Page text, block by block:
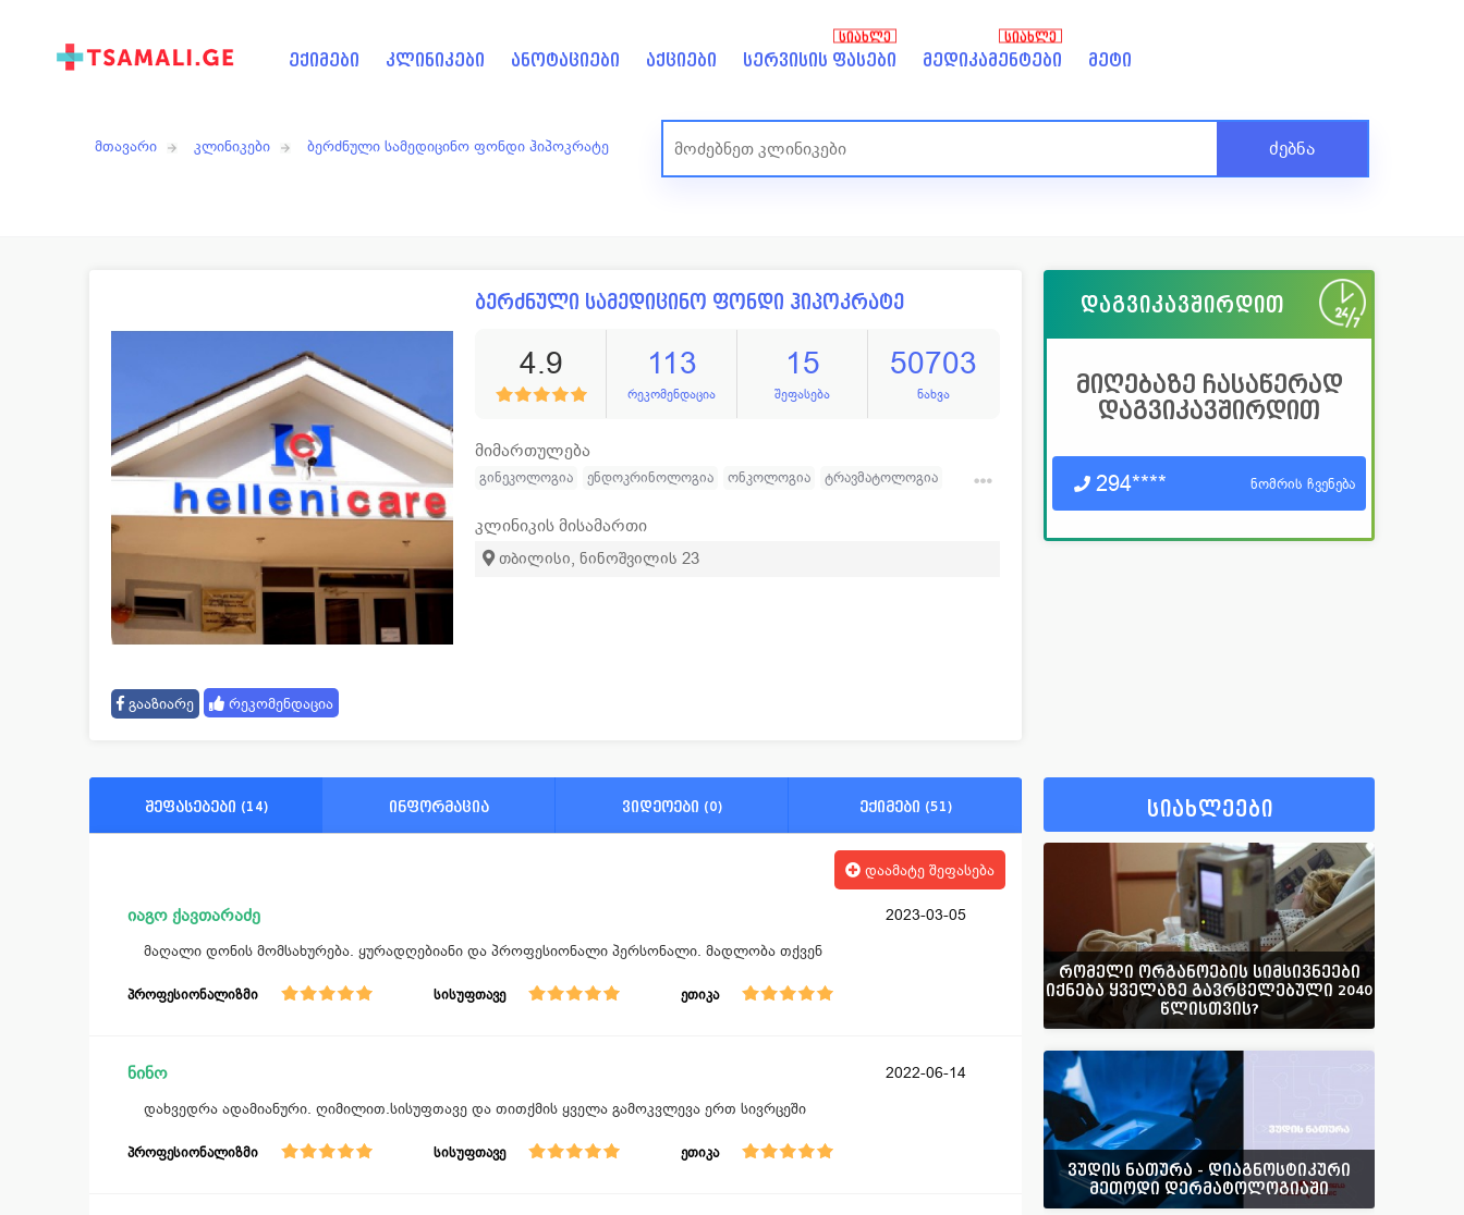
ექიმები კლინიკები ანოტაციები აქციები სერვისის ფასები
ᲡᲘᲐᲮᲚᲔ
მედიკამენტები
ᲡᲘᲐᲮᲚᲔ
მეტი
მთავარი კლინიკები ბერძნული სამედიცინო ფონდი ჰიპოკრატე ძებნა
გააზიარე რეკომენდაცია
ბერძნული სამედიცინო ფონდი ჰიპოკრატე
4.9 113
რეკომენდაცია
15
შეფასება
50703
ნახვა
მიმართულება
გინეკოლოგია ენდოკრინოლოგია ონკოლოგია
ტრავმატოლოგია
კლინიკის მისამართი
თბილისი, ნინოშვილის 23
დაგვიკავშირდით
მიღებაზე ჩასაწერად
დაგვიკავშირდით
294**** ნომრის ჩვენება
შეფასებები (14) ინფორმაცია ვიდეოები (0) ექიმები (51)
დაამატე შეფასება
იაგო ქავთარაძე 2023-03-05
მაღალი დონის მომსახურება. ყურადღებიანი და პროფესიონალი პერსონალი. მადლობა თქვენ
პროფესიონალიზმი სისუფთავე ეთიკა
ნინო 2022-06-14
დახვედრა ადამიანური. ღიმილით.სისუფთავე და თითქმის ყველა გამოკვლევა ერთ სივრცეში
პროფესიონალიზმი სისუფთავე ეთიკა
სიახლეები
რომელი ორგანოების სიმსივნეები
იქნება ყველაზე გავრცელებული 2040
წლისთვის?
ვუდის ნათურა - დიაგნოსტიკური
მეთოდი დერმატოლოგიაში